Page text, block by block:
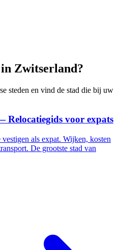
Zwitserland?
steden en vind de stad die bij uw
voor expats
als expat. Wijken, kosten
De grootste stad van